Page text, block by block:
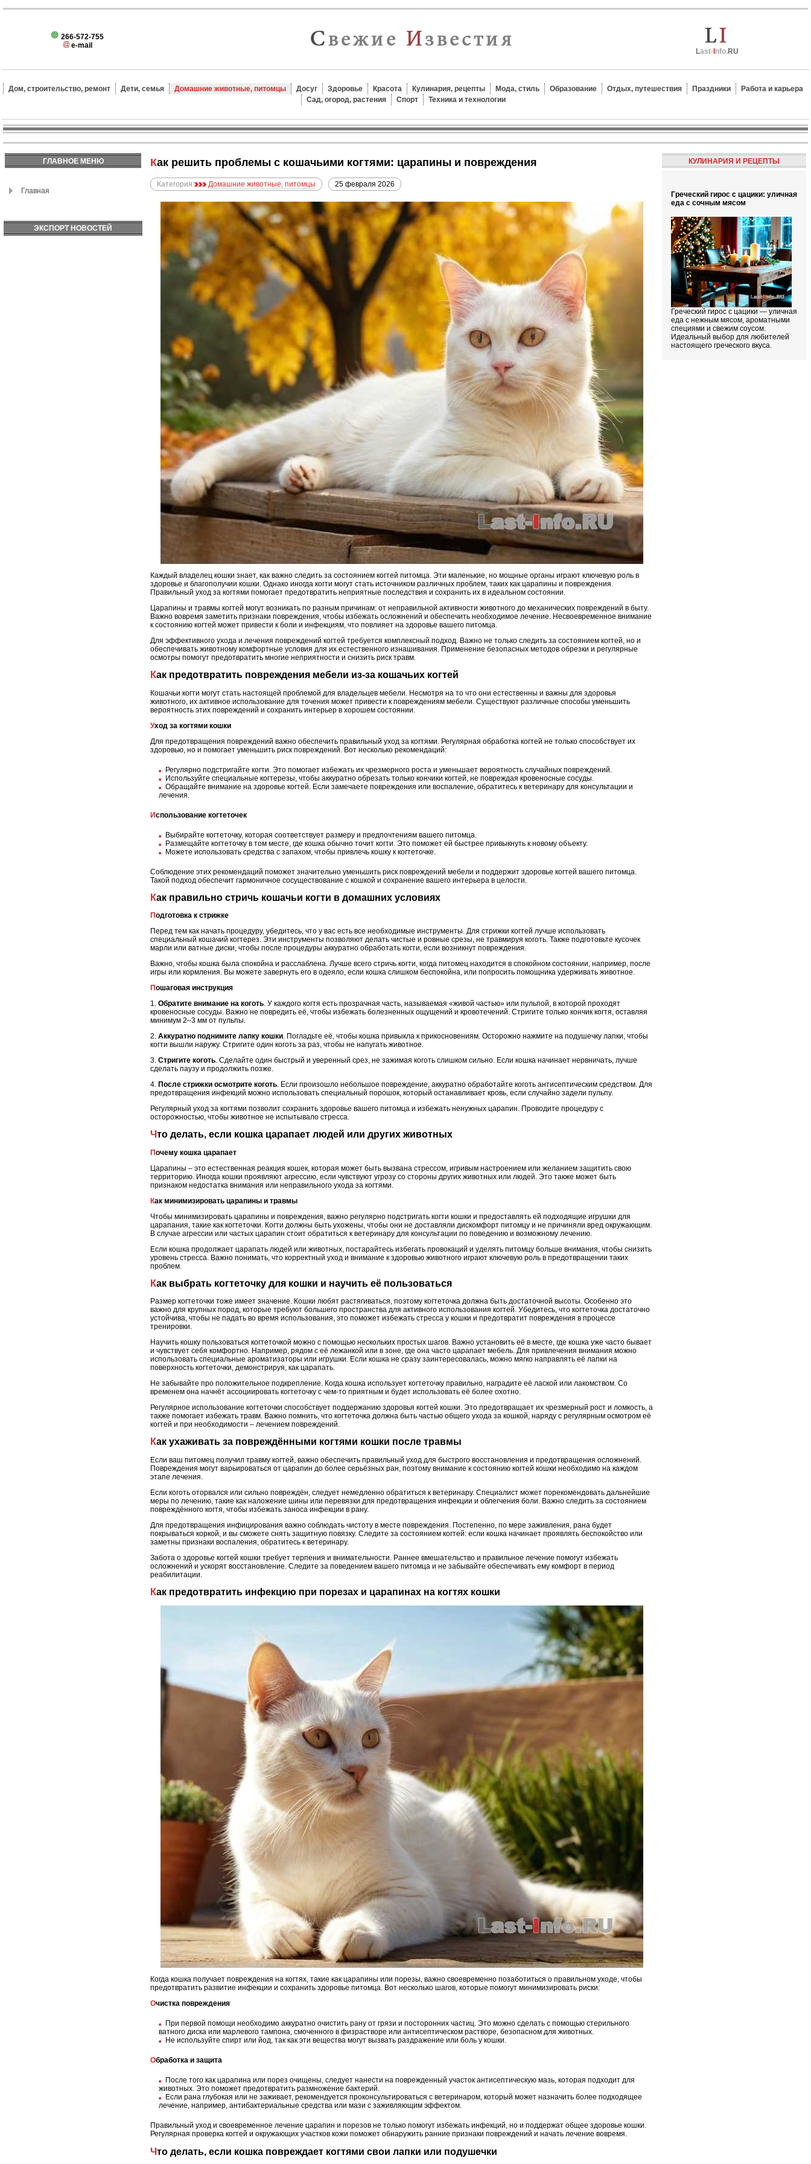
266-572-755
e-mail
Last- nfo.RU
Дом, строительство, ремонт Дети, семья Домашние животные, питомцы Досуг Здоровье Красота Кулинария, рецепты Мода, стиль Образование Отдых, путешествия Праздники
Работа и карьера
Сад, огород, растения
Спорт Техника и технологии
ГЛАВНОЕ МЕНЮ
Главная
ЭКСПОРТ НОВОСТЕЙ
Как решить проблемы с кошачьими когтями: царапины и повреждения
Категория Домашние животные, питомцы 25 февраля 2026
Каждый владелец кошки знает, как важно следить за состоянием когтей питомца. Эти маленькие, но мощные органы играют ключевую роль в
здоровье и благополучии кошки. Однако иногда когти могут стать источником различных проблем, таких как царапины и повреждения.
Правильный уход за когтями помогает предотвратить неприятные последствия и сохранить их в идеальном состоянии.
Царапины и травмы когтей могут возникать по разным причинам: от неправильной активности животного до механических повреждений в быту.
Важно вовремя заметить признаки повреждения, чтобы избежать осложнений и обеспечить необходимое лечение. Несвоевременное внимание
к состоянию когтей может привести к боли и инфекциям, что повлияет на здоровье вашего питомца.
Для эффективного ухода и лечения повреждений когтей требуется комплексный подход. Важно не только следить за состоянием когтей, но и
обеспечивать животному комфортные условия для их естественного изнашивания. Применение безопасных методов обрезки и регулярные
осмотры помогут предотвратить многие неприятности и снизить риск травм.
Как предотвратить повреждения мебели из-за кошачьих когтей
Кошачьи когти могут стать настоящей проблемой для владельцев мебели. Несмотря на то что они естественны и важны для здоровья
животного, их активное использование для точения может привести к повреждениям мебели. Существуют различные способы уменьшить
вероятность этих повреждений и сохранить интерьер в хорошем состоянии.
Уход за когтями кошки
Для предотвращения повреждений важно обеспечить правильный уход за когтями. Регулярная обработка когтей не только способствует их
здоровью, но и помогает уменьшить риск повреждений. Вот несколько рекомендаций:
Регулярно подстригайте когти. Это помогает избежать их чрезмерного роста и уменьшает вероятность случайных повреждений.
Используйте специальные когтерезы, чтобы аккуратно обрезать только кончики когтей, не повреждая кровеносные сосуды.
Обращайте внимание на здоровье когтей. Если замечаете повреждения или воспаление, обратитесь к ветеринару для консультации и
лечения.
Использование когтеточек
Выбирайте когтеточку, которая соответствует размеру и предпочтениям вашего питомца.
Размещайте когтеточку в том месте, где кошка обычно точит когти. Это поможет ей быстрее привыкнуть к новому объекту.
Можете использовать средства с запахом, чтобы привлечь кошку к когтеточке.
Соблюдение этих рекомендаций поможет значительно уменьшить риск повреждений мебели и поддержит здоровье когтей вашего питомца.
Такой подход обеспечит гармоничное сосуществование с кошкой и сохранение вашего интерьера в целости.
Как правильно стричь кошачьи когти в домашних условиях
Подготовка к стрижке
Перед тем как начать процедуру, убедитесь, что у вас есть все необходимые инструменты. Для стрижки когтей лучше использовать
специальный кошачий когтерез. Эти инструменты позволяют делать чистые и ровные срезы, не травмируя коготь. Также подготовьте кусочек
марли или ватные диски, чтобы после процедуры аккуратно обработать когти, если возникнут повреждения.
Важно, чтобы кошка была спокойна и расслаблена. Лучше всего стричь когти, когда питомец находится в спокойном состоянии, например, после
игры или кормления. Вы можете завернуть его в одеяло, если кошка слишком беспокойна, или попросить помощника удерживать животное.
Пошаговая инструкция
1. Обратите внимание на коготь. У каждого когтя есть прозрачная часть, называемая «живой частью» или пульпой, в которой проходят
кровеносные сосуды. Важно не повредить её, чтобы избежать болезненных ощущений и кровотечений. Стригите только кончик когтя, оставляя
минимум 2–3 мм от пульпы.
2. Аккуратно поднимите лапку кошки. Погладьте её, чтобы кошка привыкла к прикосновениям. Осторожно нажмите на подушечку лапки, чтобы
когти вышли наружу. Стригите один коготь за раз, чтобы не напугать животное.
3. Стригите коготь. Сделайте один быстрый и уверенный срез, не зажимая коготь слишком сильно. Если кошка начинает нервничать, лучше
сделать паузу и продолжить позже.
4. После стрижки осмотрите коготь. Если произошло небольшое повреждение, аккуратно обработайте коготь антисептическим средством. Для
предотвращения инфекций можно использовать специальный порошок, который останавливает кровь, если случайно задели пульпу.
Регулярный уход за когтями позволит сохранить здоровье вашего питомца и избежать ненужных царапин. Проводите процедуру с
осторожностью, чтобы животное не испытывало стресса.
Что делать, если кошка царапает людей или других животных
Почему кошка царапает
Царапины – это естественная реакция кошек, которая может быть вызвана стрессом, игривым настроением или желанием защитить свою
территорию. Иногда кошки проявляют агрессию, если чувствуют угрозу со стороны других животных или людей. Это также может быть
признаком недостатка внимания или неправильного ухода за когтями.
Как минимизировать царапины и травмы
Чтобы минимизировать царапины и повреждения, важно регулярно подстригать когти кошки и предоставлять ей подходящие игрушки для
царапания, такие как когтеточки. Когти должны быть ухожены, чтобы они не доставляли дискомфорт питомцу и не причиняли вред окружающим.
В случае агрессии или частых царапин стоит обратиться к ветеринару для консультации по поведению и возможному лечению.
Если кошка продолжает царапать людей или животных, постарайтесь избегать провокаций и уделять питомцу больше внимания, чтобы снизить
уровень стресса. Важно понимать, что корректный уход и внимание к здоровью животного играют ключевую роль в предотвращении таких
проблем.
Как выбрать когтеточку для кошки и научить её пользоваться
Размер когтеточки тоже имеет значение. Кошки любят растягиваться, поэтому когтеточка должна быть достаточной высоты. Особенно это
важно для крупных пород, которые требуют большего пространства для активного использования когтей. Убедитесь, что когтеточка достаточно
устойчива, чтобы не падать во время использования, это поможет избежать стресса у кошки и предотвратит повреждения в процессе
тренировки.
Научить кошку пользоваться когтеточкой можно с помощью нескольких простых шагов. Важно установить её в месте, где кошка уже часто бывает
и чувствует себя комфортно. Например, рядом с её лежанкой или в зоне, где она часто царапает мебель. Для привлечения внимания можно
использовать специальные ароматизаторы или игрушки. Если кошка не сразу заинтересовалась, можно мягко направлять её лапки на
поверхность когтеточки, демонстрируя, как царапать.
Не забывайте про положительное подкрепление. Когда кошка использует когтеточку правильно, наградите её лаской или лакомством. Со
временем она начнёт ассоциировать когтеточку с чем-то приятным и будет использовать её более охотно.
Регулярное использование когтеточки способствует поддержанию здоровья когтей кошки. Это предотвращает их чрезмерный рост и ломкость, а
также помогает избежать травм. Важно помнить, что когтеточка должна быть частью общего ухода за кошкой, наряду с регулярным осмотром её
когтей и при необходимости – лечением повреждений.
Как ухаживать за повреждёнными когтями кошки после травмы
Если ваш питомец получил травму когтей, важно обеспечить правильный уход для быстрого восстановления и предотвращения осложнений.
Повреждения могут варьироваться от царапин до более серьёзных ран, поэтому внимание к состоянию когтей кошки необходимо на каждом
этапе лечения.
Если коготь оторвался или сильно повреждён, следует немедленно обратиться к ветеринару. Специалист может порекомендовать дальнейшие
меры по лечению, такие как наложение шины или перевязки для предотвращения инфекции и облегчения боли. Важно следить за состоянием
повреждённого когтя, чтобы избежать заноса инфекции в рану.
Для предотвращения инфицирования важно соблюдать чистоту в месте повреждения. Постепенно, по мере заживления, рана будет
покрываться коркой, и вы сможете снять защитную повязку. Следите за состоянием когтей: если кошка начинает проявлять беспокойство или
заметны признаки воспаления, обратитесь к ветеринару.
Забота о здоровье когтей кошки требует терпения и внимательности. Раннее вмешательство и правильное лечение помогут избежать
осложнений и ускорят восстановление. Следите за поведением вашего питомца и не забывайте обеспечивать ему комфорт в период
реабилитации.
Как предотвратить инфекцию при порезах и царапинах на когтях кошки
Когда кошка получает повреждения на когтях, такие как царапины или порезы, важно своевременно позаботиться о правильном уходе, чтобы
предотвратить развитие инфекции и сохранить здоровье питомца. Вот несколько шагов, которые помогут минимизировать риски:
Очистка повреждения
При первой помощи необходимо аккуратно очистить рану от грязи и посторонних частиц. Это можно сделать с помощью стерильного
ватного диска или марлевого тампона, смоченного в физрастворе или антисептическом растворе, безопасном для животных.
Не используйте спирт или йод, так как эти вещества могут вызвать раздражение или боль у кошки.
Обработка и защита
После того как царапина или порез очищены, следует нанести на поврежденный участок антисептическую мазь, которая подходит для
животных. Это поможет предотвратить размножение бактерий.
Если рана глубокая или не заживает, рекомендуется проконсультироваться с ветеринаром, который может назначить более подходящее
лечение, например, антибактериальные средства или мази с заживляющим эффектом.
Правильный уход и своевременное лечение царапин и порезов не только помогут избежать инфекций, но и поддержат общее здоровье кошки.
Регулярная проверка когтей и окружающих участков кожи поможет обнаружить ранние признаки повреждений и начать лечение вовремя.
Что делать, если кошка повреждает когтями свои лапки или подушечки
КУЛИНАРИЯ И РЕЦЕПТЫ
Греческий гирос с цацики: уличная
еда с сочным мясом
Греческий гирос с цацики — уличная
еда с нежным мясом, ароматными
специями и свежим соусом.
Идеальный выбор для любителей
настоящего греческого вкуса.